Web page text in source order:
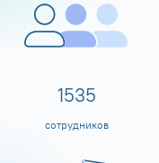
1600
сотрудников